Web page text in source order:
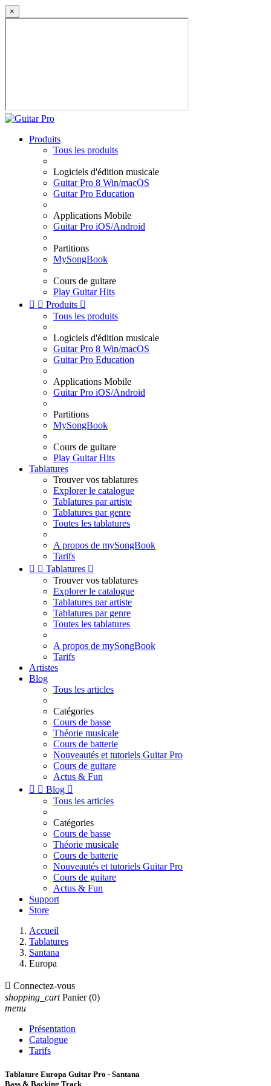
×
Produits
Tous les produits
Logiciels d'édition musicale
Guitar Pro 8 Win/macOS
Guitar Pro Education
Applications Mobile
Guitar Pro iOS/Android
Partitions
MySongBook
Cours de guitare
Play Guitar Hits
  Produits 
Tous les produits
Logiciels d'édition musicale
Guitar Pro 8 Win/macOS
Guitar Pro Education
Applications Mobile
Guitar Pro iOS/Android
Partitions
MySongBook
Cours de guitare
Play Guitar Hits
Tablatures
Trouver vos tablatures
Explorer le catalogue
Tablatures par artiste
Tablatures par genre
Toutes les tablatures
A propos de mySongBook
Tarifs
  Tablatures 
Trouver vos tablatures
Explorer le catalogue
Tablatures par artiste
Tablatures par genre
Toutes les tablatures
A propos de mySongBook
Tarifs
Artistes
Blog
Tous les articles
Catégories
Cours de basse
Théorie musicale
Cours de batterie
Nouveautés et tutoriels Guitar Pro
Cours de guitare
Actus & Fun
  Blog 
Tous les articles
Catégories
Cours de basse
Théorie musicale
Cours de batterie
Nouveautés et tutoriels Guitar Pro
Cours de guitare
Actus & Fun
Support
Store
Accueil
Tablatures
Santana
Europa
 Connectez-vous
shopping_cart Panier (0)
menu
Présentation
Catalogue
Tarifs
Tablature Europa Guitar Pro - Santana
Bass & Backing Track